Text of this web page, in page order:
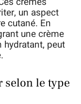
un aspect
cutané. En
une crème
hydratant, peut
selon le type